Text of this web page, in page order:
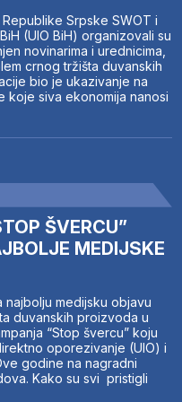
Srpske SWOT i
(UIO BiH) organizovali su
novinarima i urednicima,
crnog tržišta duvanskih
bio je ukazivanje na
koje siva ekonomija nanosi
ŠVERCU”
MEDIJSKE
najbolju medijsku objavu
duvanskih proizvoda u
“Stop švercu” koju
oporezivanje (UIO) i
godine na nagradni
Kako su svi pristigli